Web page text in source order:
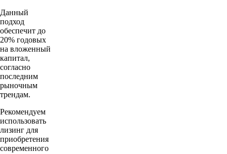
Данный
подход
обеспечит до
20% годовых
на вложенный
капитал,
согласно
последним
рыночным
трендам.
Рекомендуем
использовать
лизинг для
приобретения
современного